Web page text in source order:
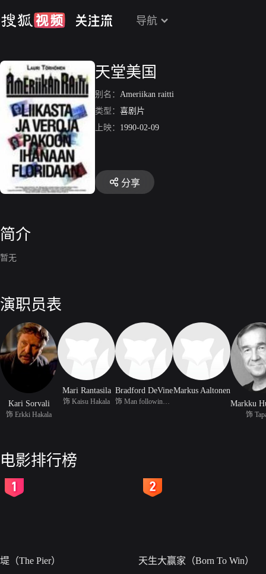
导航
天堂美国
别名： Ameriikan raitti
类型： 喜剧片
上映： 1990-02-09
分享
简介
暂无
演职员表
Kari Sorvali
饰 Erkki Hakala
Mari Rantasila
饰 Kaisu Hakala
Bradford DeVine
饰 Man following and ca
Markus Aaltonen
饰
电影排行榜
堤（The Pier） 天生大赢家（Born To Win）